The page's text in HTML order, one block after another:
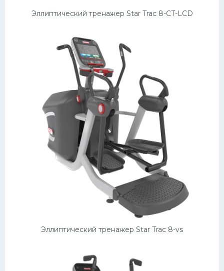
Эллиптический тренажер Star Trac 8-CT-LCD
Эллиптический тренажер Star Trac 8-vs